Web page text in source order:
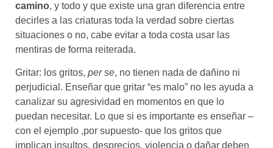
camino, y todo y que existe una gran diferencia entre
decirles a las criaturas toda la verdad sobre ciertas
situaciones o no, cabe evitar a toda costa usar las
mentiras de forma reiterada.
Gritar: los gritos, per se, no tienen nada de dañino ni
perjudicial. Enseñar que gritar “es malo” no les ayuda a
canalizar su agresividad en momentos en que lo
puedan necesitar. Lo que si es importante es enseñar –
con el ejemplo ,por supuesto- que los gritos que
implican insultos, desprecios, violencia o dañar deben